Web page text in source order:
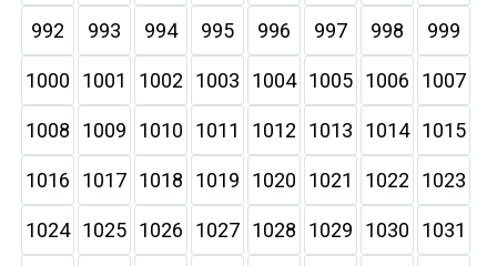
992 993 994 995 996 997 998 999
1000 1001 1002 1003 1004 1005 1006 1007
1008 1009 1010 1011 1012 1013 1014 1015
1016 1017 1018 1019 1020 1021 1022 1023
1024 1025 1026 1027 1028 1029 1030 1031